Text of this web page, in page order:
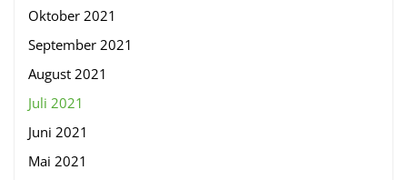
Oktober 2021
September 2021
August 2021
Juli 2021
Juni 2021
Mai 2021